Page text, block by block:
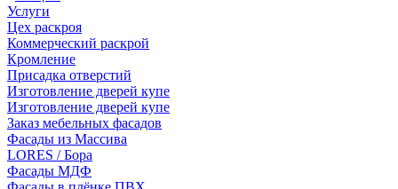
Услуги
Цех раскроя
Коммерческий раскрой
Кромление
Присадка отверстий
Изготовление дверей купе
Изготовление дверей купе
Заказ мебельных фасадов
Фасады из Массива
LORES / Бора
Фасады МДФ